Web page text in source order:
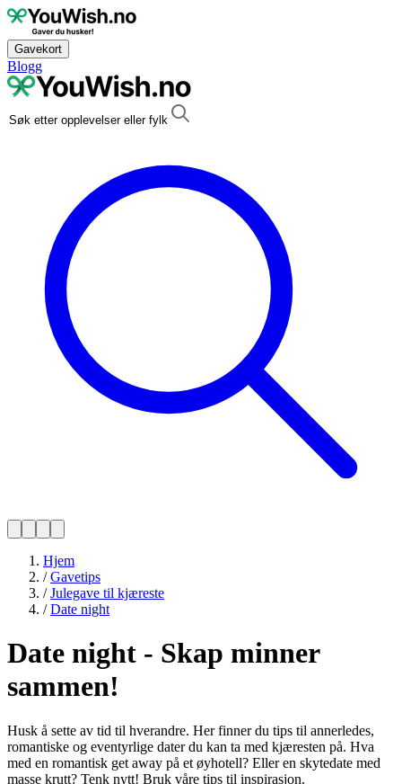
Gavekort
Blogg
Hjem
/Gavetips
/Julegave til kjæreste
/Date night
Date night - Skap minner
sammen!
Husk å sette av tid til hverandre. Her finner du tips til annerledes,
romantiske og eventyrlige dater du kan ta med kjæresten på. Hva
med en romantisk get away på et øyhotell? Eller en skytedate med
masse krutt? Tenk nytt! Bruk våre tips til inspirasjon.